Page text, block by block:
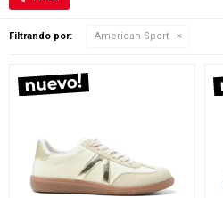
Filtrando por: American Sport